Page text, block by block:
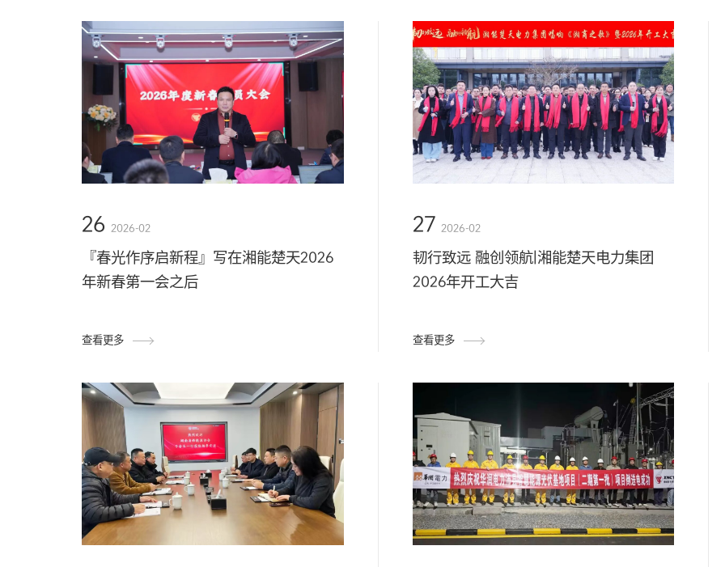
26 2026-02
『春光作序启新程』写在湘能楚天2026
年新春第一会之后
查看更多
27 2026-02
韧行致远 融创领航|湘能楚天电力集团
2026年开工大吉
查看更多